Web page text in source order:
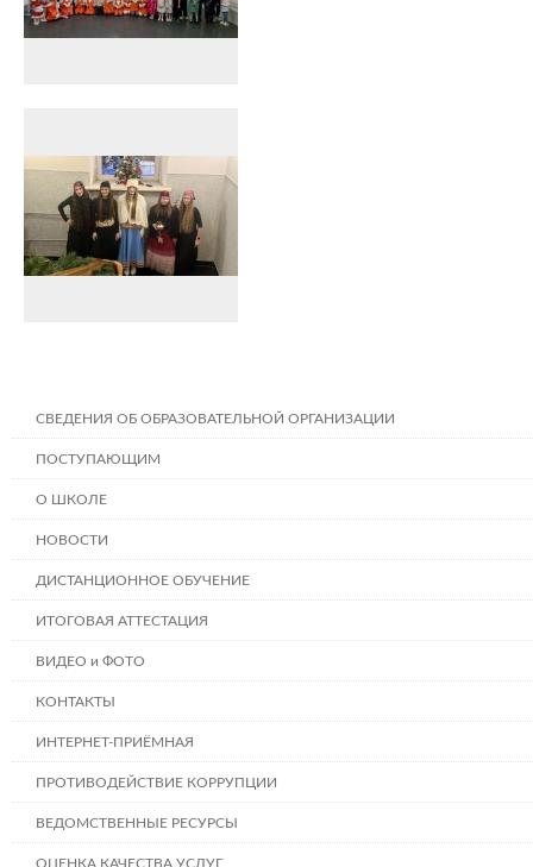
СВЕДЕНИЯ ОБ ОБРАЗОВАТЕЛЬНОЙ ОРГАНИЗАЦИИ
ПОСТУПАЮЩИМ
О ШКОЛЕ
НОВОСТИ
ДИСТАНЦИОННОЕ ОБУЧЕНИЕ
ИТОГОВАЯ АТТЕСТАЦИЯ
ВИДЕО и ФОТО
КОНТАКТЫ
ИНТЕРНЕТ-ПРИЁМНАЯ
ПРОТИВОДЕЙСТВИЕ КОРРУПЦИИ
ВЕДОМСТВЕННЫЕ РЕСУРСЫ
ОЦЕНКА КАЧЕСТВА УСЛУГ